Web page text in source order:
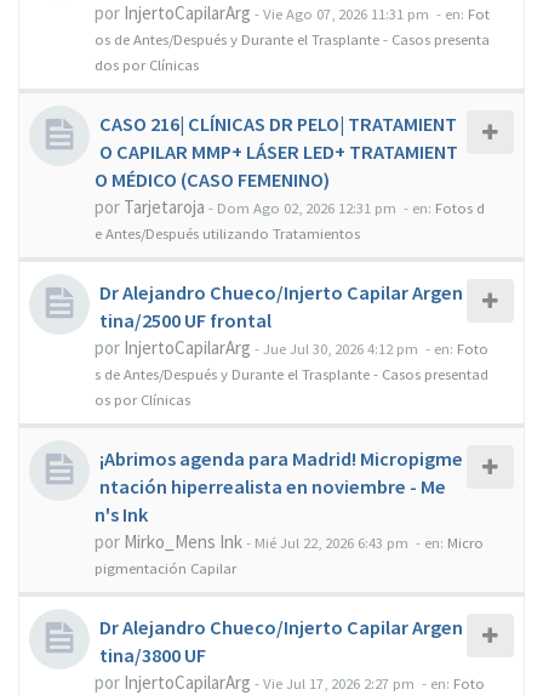
por InjertoCapilarArg -Vie Ago 07, 2026 11:31 pm - en: Fot
os de Antes/Después y Durante el Trasplante - Casos presenta
dos por Clínicas
CASO 216| CLÍNICAS DR PELO| TRATAMIENT
O CAPILAR MMP+ LÁSER LED+ TRATAMIENT
O MÉDICO (CASO FEMENINO)
por Tarjetaroja - Dom Ago 02, 2026 12:31 pm - en: Fotos d
e Antes/Después utilizando Tratamientos
Dr Alejandro Chueco/Injerto Capilar Argen
tina/2500 UF frontal
por InjertoCapilarArg -Jue Jul 30, 2026 4:12 pm - en: Foto
s de Antes/Después y Durante el Trasplante - Casos presentad
os por Clínicas
¡Abrimos agenda para Madrid! Micropigme
ntación hiperrealista en noviembre - Me
n's Ink
por Mirko_Mens Ink- Mié Jul 22, 2026 6:43 pm - en: Micro
pigmentación Capilar
Dr Alejandro Chueco/Injerto Capilar Argen
tina/3800 UF
por InjertoCapilarArg -Vie Jul 17, 2026 2:27 pm - en: Foto